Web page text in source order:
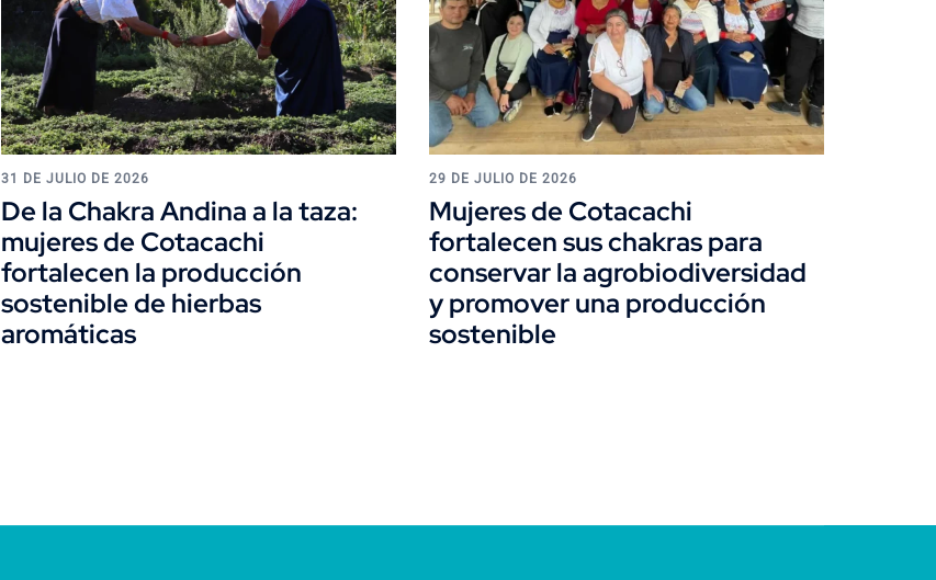
31 DE JULIO DE 2026
De la Chakra Andina a la taza:
mujeres de Cotacachi
fortalecen la producción
sostenible de hierbas
aromáticas
29 DE JULIO DE 2026
Mujeres de Cotacachi
fortalecen sus chakras para
conservar la agrobiodiversidad
y promover una producción
sostenible